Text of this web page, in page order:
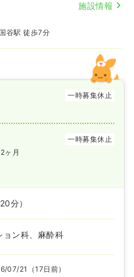
施設情報
谷駅 徒歩7分
一時募集休止
一時募集休止
ヶ月
分）
ョン科、麻酔科
07/21（17日前）